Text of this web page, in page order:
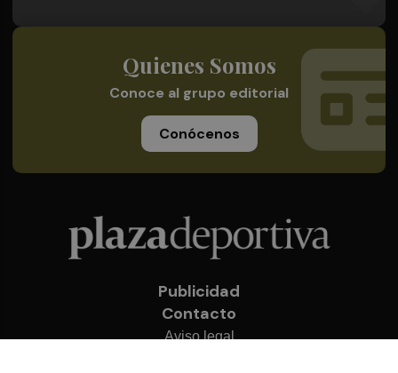
Quienes Somos
Conoce al grupo editorial
Conócenos
Publicidad
Contacto
Aviso legal